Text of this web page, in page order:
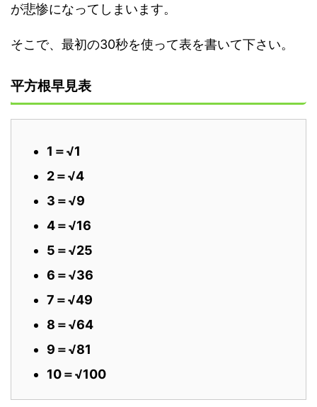
が悲惨になってしまいます。
そこで、最初の30秒を使って表を書いて下さい。
平方根早見表
1＝√1
2＝√4
3＝√9
4＝√16
5＝√25
6＝√36
7＝√49
8＝√64
9＝√81
10＝√100